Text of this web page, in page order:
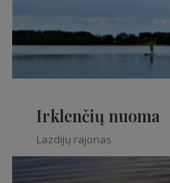
Irklenčių nuoma
Lazdijų rajonas